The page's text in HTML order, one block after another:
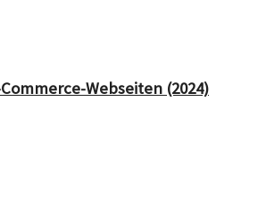
Webseiten (2024)